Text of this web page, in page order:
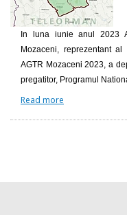
In luna iunie anul 2023
Mozaceni, reprezentant
AGTR Mozaceni 2023, a
pregatitor, Programul
Read more